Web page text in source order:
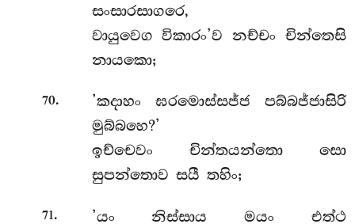
සංසාරසාගරෙ,
වායුවෙග විකාරං’ව නච්චං චින්තෙසි
නායකො;
70.
’කදාහං ඝරමොස්සජ්ජ පබ්බජ්ජාසිරි
මුබ්බහෙ?’
ඉච්චෙවං චින්තයන්තො සො
සුපන්තොව සයී තහිං;
71.
’යං නිස්සාය මයං එත්ථ